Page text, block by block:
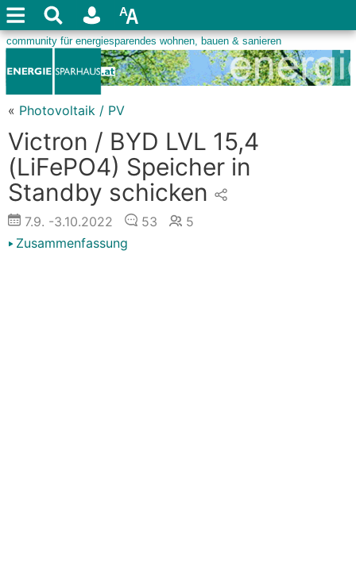
« Photovoltaik / PV
Victron / BYD LVL 15,4
(LiFePO4) Speicher in
Standby schicken
7.9. -3.10.2022 53
5
Zusammenfassung